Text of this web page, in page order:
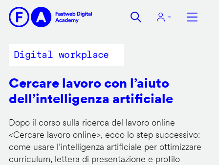
contenuto
Digital workplace
Cercare lavoro con l’aiuto
dell’intelligenza artificiale
Dopo il corso sulla ricerca del lavoro online
<Cercare lavoro online>, ecco lo step successivo:
come usare l’intelligenza artificiale per ottimizzare
curriculum, lettera di presentazione e profilo